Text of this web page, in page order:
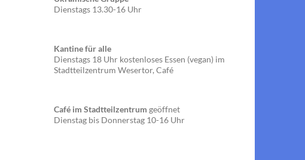
Dienstags 13.30-16 Uhr
Kantine für alle
Dienstags 18 Uhr kostenloses Essen (vegan) im
Stadtteilzentrum Wesertor, Café
Café im Stadtteilzentrum geöffnet
Dienstag bis Donnerstag 10-16 Uhr